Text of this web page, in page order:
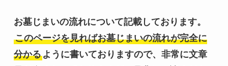
お墓じまいの流れについて記載しております。
このページを見ればお墓じまいの流れが完全に
分かるように書いておりますので、非常に文章